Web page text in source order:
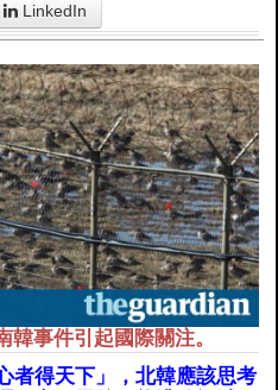
LinkedIn
事件引起國際關注。
者得天下」，北韓應該思考